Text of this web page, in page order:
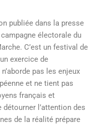
publiée dans la presse
électorale du
C’est un festival de
exercice de
pas les enjeux
et ne tient pas
français et
l’attention des
de la réalité prépare